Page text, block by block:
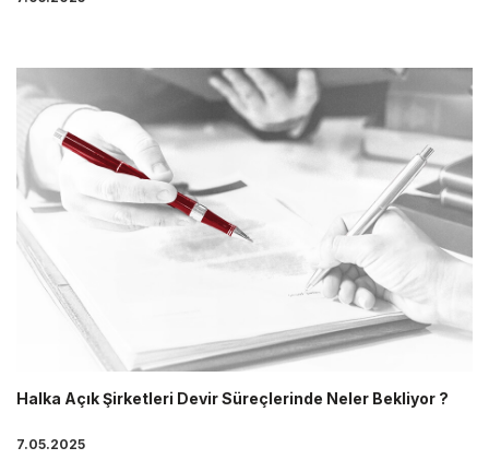
Halka Açık Şirketleri Devir Süreçlerinde Neler Bekliyor ?
7.05.2025